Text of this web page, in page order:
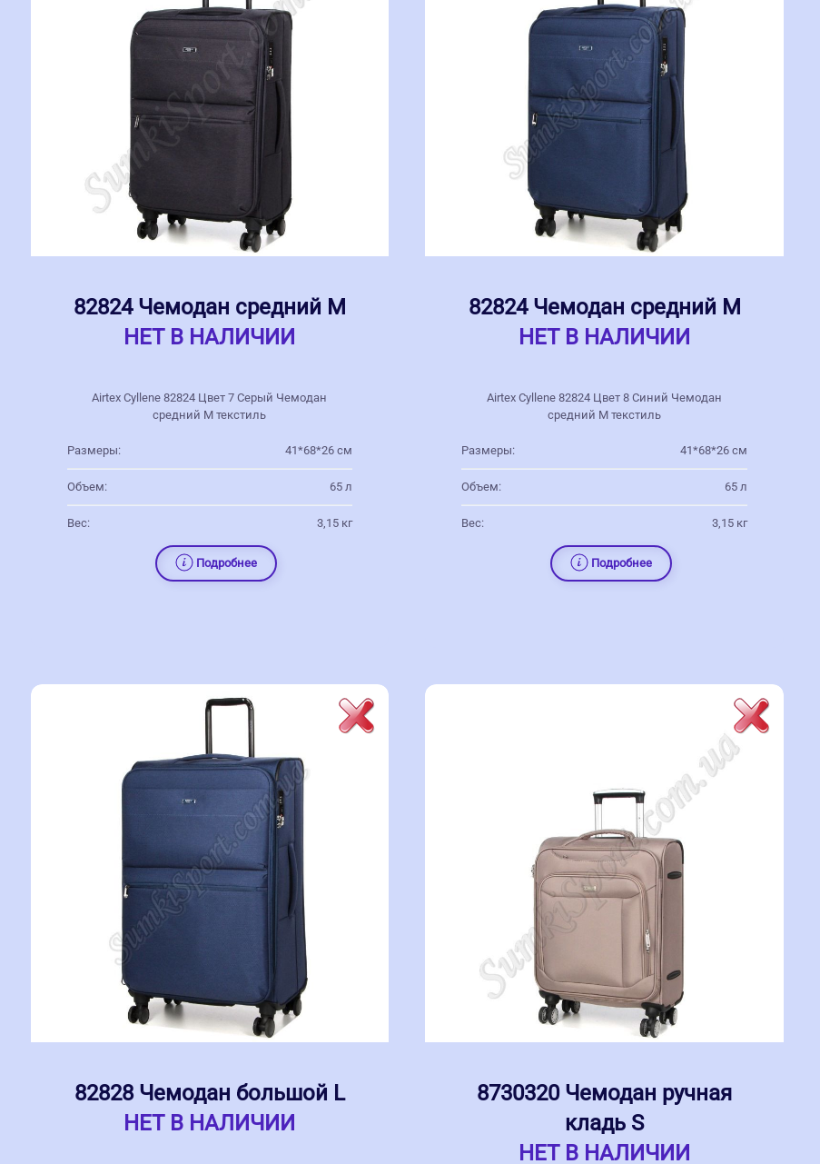
82824 Чемодан средний M
НЕТ В НАЛИЧИИ
Airtex Cyllene 82824 Цвет 7 Серый Чемодан
средний M текстиль
Размеры: 41*68*26 см
Объем: 65 л
Вес: 3,15 кг
Подробнее
82824 Чемодан средний M
НЕТ В НАЛИЧИИ
Airtex Cyllene 82824 Цвет 8 Синий Чемодан
средний M текстиль
Размеры: 41*68*26 см
Объем: 65 л
Вес: 3,15 кг
Подробнее
82828 Чемодан большой L
НЕТ В НАЛИЧИИ
8730320 Чемодан ручная
кладь S
НЕТ В НАЛИЧИИ